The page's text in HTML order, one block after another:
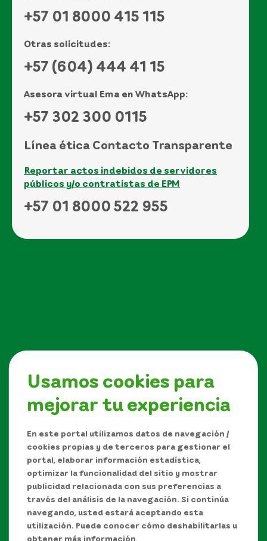
Usamos cookies para
mejorar tu experiencia
En este portal utilizamos datos de navegación /
cookies propias y de terceros para gestionar el
portal, elaborar información estadística,
optimizar la funcionalidad del sitio y mostrar
publicidad relacionada con sus preferencias a
través del análisis de la navegación. Si continúa
navegando, usted estará aceptando esta
utilización. Puede conocer cómo deshabilitarlas u
obtener más información,
+57 01 8000 415 115
Otras solicitudes:
+57 (604) 444 41 15
Asesora virtual Ema en WhatsApp:
+57 302 300 0115
Línea ética Contacto Transparente
Reportar actos indebidos de servidores
públicos y/o contratistas de EPM
+57 01 8000 522 955
Síguenos en